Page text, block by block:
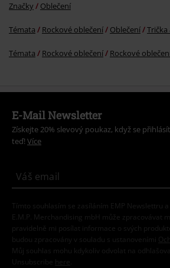
Značky Oblečení
Témata Rockové oblečení Oblečení
Témata Rockové oblečení Rockové
E-Mail Newsletter
Získejte 20% slevový poukaz, když se
teď! Více
Tímto souhlasím se zasíláním EMP Newslettru
E.M.P. Merchandising mbH může zpracovávat
pravidelně mi posílat informace o svých
budou zpracovány v souladu s ustanoveními
Můj souhlas mohu kdykoliv odvolat na
Unsubscribe here